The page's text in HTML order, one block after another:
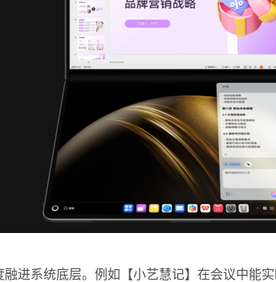
系统底层。例如【小艺慧记】在会议中能实